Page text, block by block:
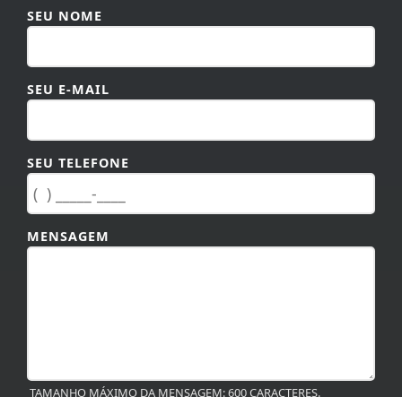
SEU E-MAIL
SEU TELEFONE
MENSAGEM